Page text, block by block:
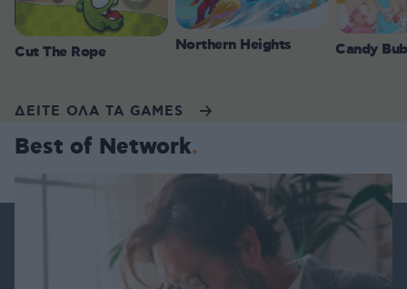
Cut The Rope Northern Heights Candy
ΔΕΙΤΕ ΟΛΑ ΤΑ GAMES
Best of Network